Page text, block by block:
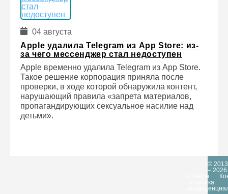
04 августа
Apple удалила Telegram из App Store: из-
за чего мессенджер стал недоступен
Apple временно удалила Telegram из App Store.
Такое решение корпорация приняла после
проверки, в ходе которой обнаружила контент,
нарушающий правила «запрета материалов,
пропагандирующих сексуальное насилие над
детьми».
© 2013
– 2026
О сайте
Политика